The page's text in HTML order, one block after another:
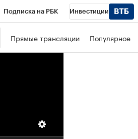
Подписка на РБК Инвестиции
Прямые трансляции Популярное